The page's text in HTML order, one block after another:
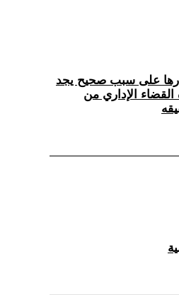
قرارها على سبب صحیح یجد
الإداري من